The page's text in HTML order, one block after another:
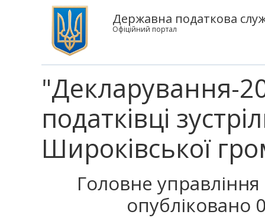
Державна податкова
Офіційний портал
"Декларування-
податківці
Широківської
Головне управління
опубліковано